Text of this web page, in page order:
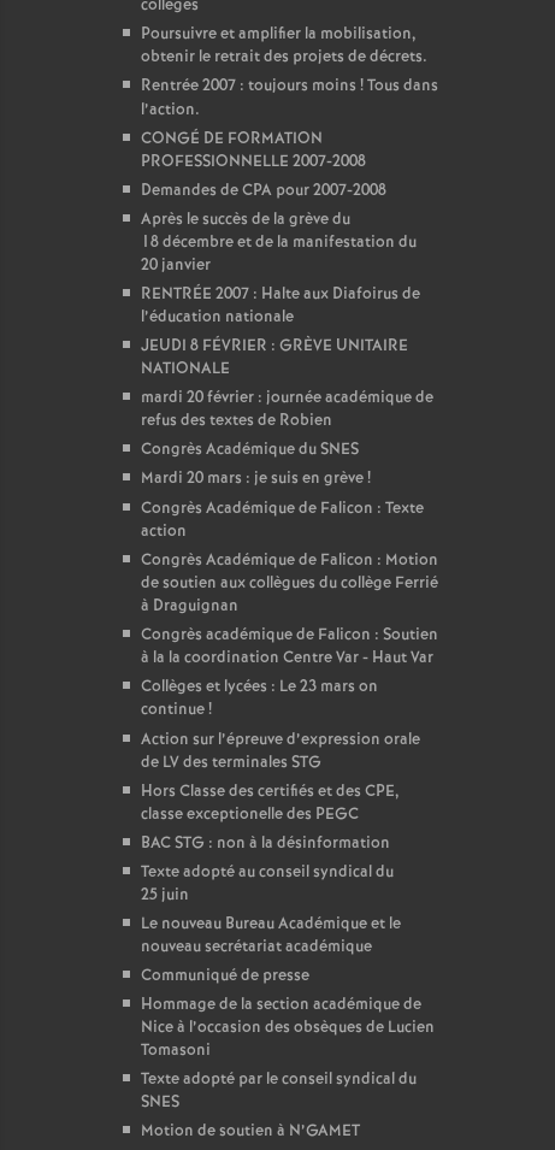
collèges
Poursuivre et amplifier la mobilisation,
obtenir le retrait des projets de décrets.
Rentrée 2007 : toujours moins ! Tous dans
l’action.
CONGÉ DE FORMATION
PROFESSIONNELLE 2007-2008
Demandes de CPA pour 2007-2008
Après le succès de la grève du
18 décembre et de la manifestation du
20 janvier
RENTRÉE 2007 : Halte aux Diafoirus de
l’éducation nationale
JEUDI 8 FÉVRIER : GRÈVE UNITAIRE
NATIONALE
mardi 20 février : journée académique de
refus des textes de Robien
Congrès Académique du SNES
Mardi 20 mars : je suis en grève!
Congrès Académique de Falicon : Texte
action
Congrès Académique de Falicon : Motion
de soutien aux collègues du collège Ferrié
à Draguignan
Congrès académique de Falicon : Soutien
à la la coordination Centre Var - Haut Var
Collèges et lycées : Le 23 mars on
continue!
Action sur l’épreuve d’expression orale
de LV des terminales STG
Hors Classe des certifiés et des CPE,
classe exceptionelle des PEGC
BAC STG : non à la désinformation
Texte adopté au conseil syndical du
25 juin
Le nouveau Bureau Académique et le
nouveau secrétariat académique
Communiqué de presse
Hommage de la section académique de
Nice à l’occasion des obsèques de Lucien
Tomasoni
Texte adopté par le conseil syndical du
SNES
Motion de soutien à N’GAMET